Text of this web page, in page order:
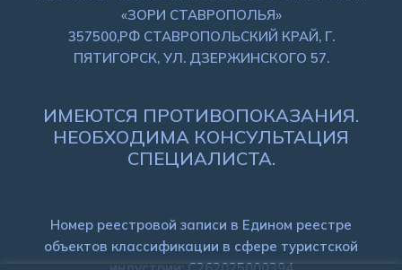
«ЗОРИ СТАВРОПОЛЬЯ»
357500,РФ СТАВРОПОЛЬСКИЙ КРАЙ, Г.
ПЯТИГОРСК, УЛ. ДЗЕРЖИНСКОГО 57.
ИМЕЮТСЯ ПРОТИВОПОКАЗАНИЯ.
НЕОБХОДИМА КОНСУЛЬТАЦИЯ
СПЕЦИАЛИСТА.
Номер реестровой записи в Едином реестре
объектов классификации в сфере туристской